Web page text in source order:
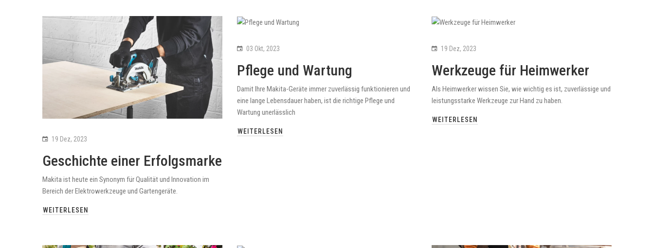
19 Dez, 2023
Geschichte einer Erfolgsmarke
Makita ist heute ein Synonym für Qualität und Innovation im
Bereich der Elektrowerkzeuge und Gartengeräte.
WEITERLESEN
03 Okt, 2023
Pflege und Wartung
Damit Ihre Makita-Geräte immer zuverlässig funktionieren und
eine lange Lebensdauer haben, ist die richtige Pflege und
Wartung unerlässlich
WEITERLESEN
19 Dez, 2023
Werkzeuge für Heimwerker
Als Heimwerker wissen Sie, wie wichtig es ist, zuverlässige und
leistungsstarke Werkzeuge zur Hand zu haben.
WEITERLESEN